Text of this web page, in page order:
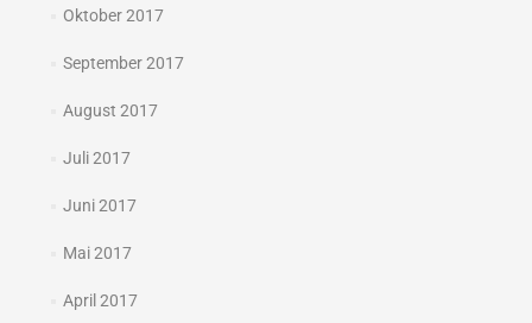
Oktober 2017
September 2017
August 2017
Juli 2017
Juni 2017
Mai 2017
April 2017